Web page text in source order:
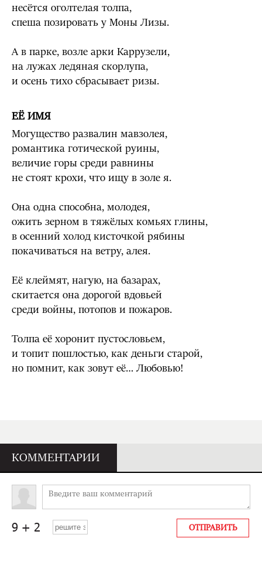
несётся оголтелая толпа,
спеша позировать у Моны Лизы.
А в парке, возле арки Каррузели,
на лужах ледяная скорлупа,
и осень тихо сбрасывает ризы.
ЕЁ ИМЯ
Могущество развалин мавзолея,
романтика готической руины,
величие горы среди равнины
не стоят крохи, что ищу в золе я.
Она одна способна, молодея,
ожить зерном в тяжёлых комьях глины,
в осенний холод кисточкой рябины
покачиваться на ветру, алея.
Её клеймят, нагую, на базарах,
скитается она дорогой вдовьей
среди войны, потопов и пожаров.
Толпа её хоронит пустословьем,
и топит пошлостью, как деньги старой,
но помнит, как зовут её… Любовью!
КОММЕНТАРИИ